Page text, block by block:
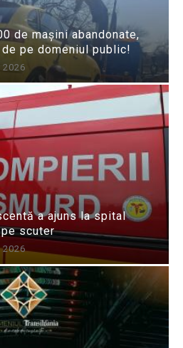
de mașini abandonate,
pe domeniul public!
a ajuns la spital
scuter
2026